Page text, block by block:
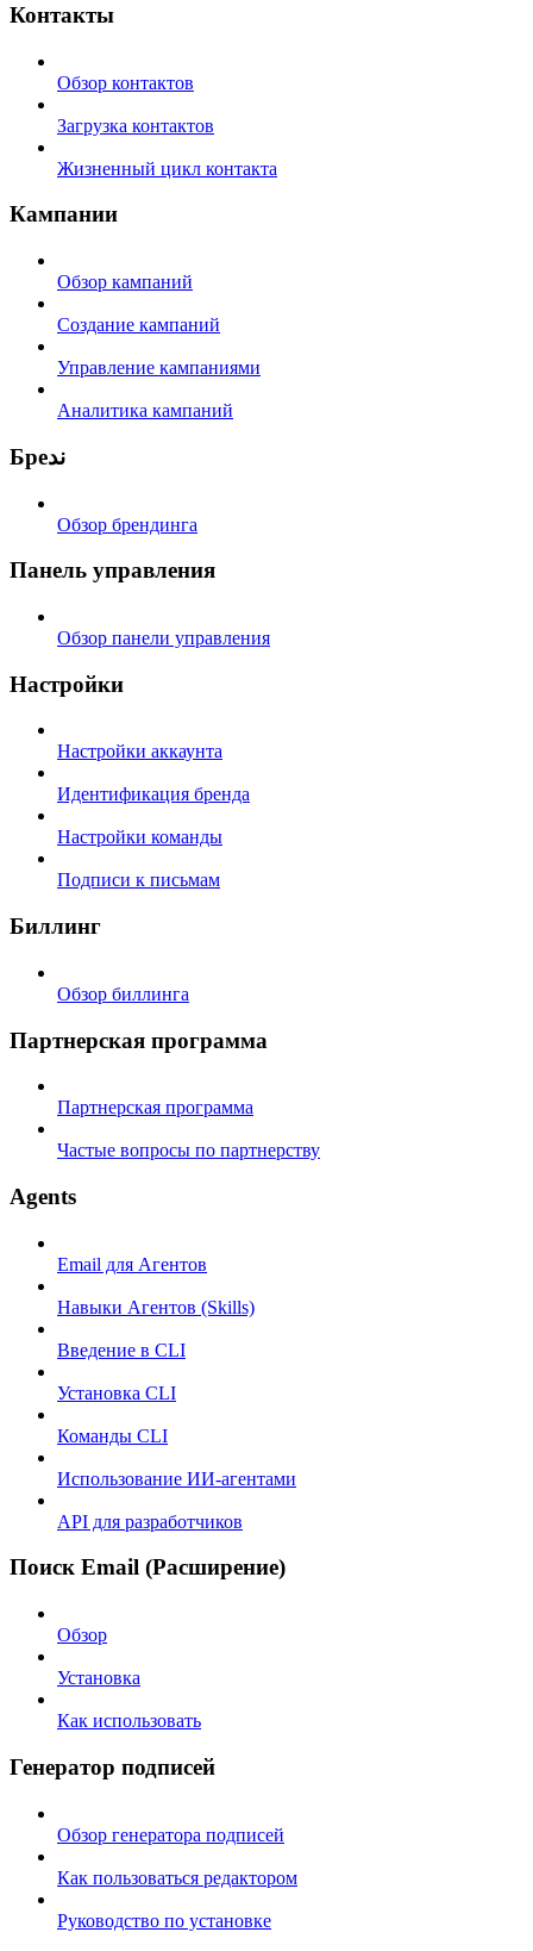
Контакты
Обзор контактов
Загрузка контактов
Жизненный цикл контакта
Кампании
Обзор кампаний
Создание кампаний
Управление кампаниями
Аналитика кампаний
Бреند
Обзор брендинга
Панель управления
Обзор панели управления
Настройки
Настройки аккаунта
Идентификация бренда
Настройки команды
Подписи к письмам
Биллинг
Обзор биллинга
Партнерская программа
Партнерская программа
Частые вопросы по партнерству
Agents
Email для Агентов
Навыки Агентов (Skills)
Введение в CLI
Установка CLI
Команды CLI
Использование ИИ-агентами
API для разработчиков
Поиск Email (Расширение)
Обзор
Установка
Как использовать
Генератор подписей
Обзор генератора подписей
Как пользоваться редактором
Руководство по установке